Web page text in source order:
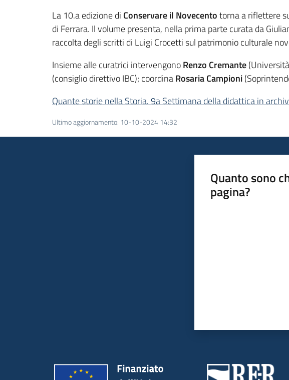
La 10.a edizione di Conservare il Novecentotorna a riflettere
di Ferrara. Il volume presenta, nella prima parte curata da
raccolta degli scritti di Luigi Crocetti sul patrimonio culturale
Insieme alle curatrici intervengonoRenzo Cremante
(consiglio direttivo IBC); coordinaRosaria Campioni
Quante storie nella Storia. 9a Settimana della didattica in
Ultimo aggiornamento: 10-10-2024 14:32
Quanto sono
pagina?